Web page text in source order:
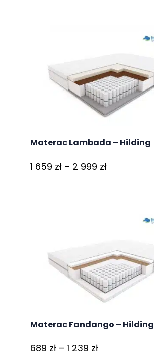
Materac Lambada – Hilding
1 659 zł – 2 999 złZakres
2
999 zł
Materac Fandango – Hilding
689 zł – 1 239 złZakres